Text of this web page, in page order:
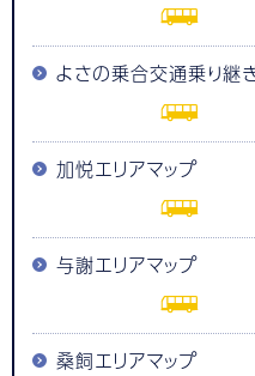
よさの乗合交通乗り継
加悦エリアマップ
与謝エリアマップ
桑飼エリアマップ